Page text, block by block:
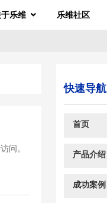
乐维 乐维社区
问。
快速导航
首页
产品介绍
成功案例